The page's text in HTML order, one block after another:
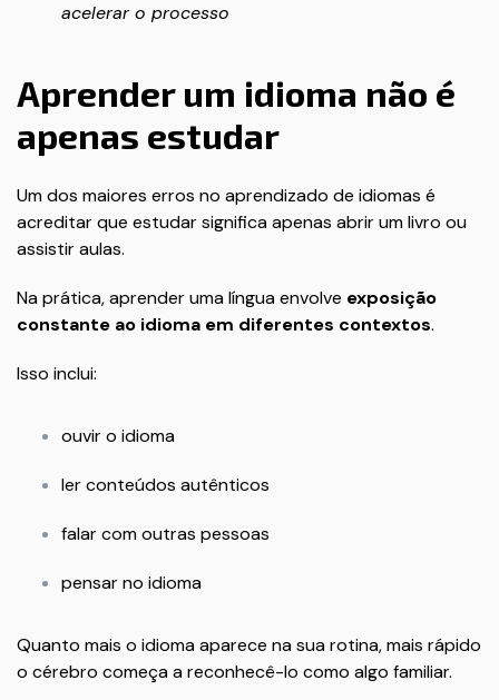
acelerar o processo
Aprender um idioma não é
apenas estudar
Um dos maiores erros no aprendizado de idiomas é
acreditar que estudar significa apenas abrir um livro ou
assistir aulas.
Na prática, aprender uma língua envolve exposição
constante ao idioma em diferentes contextos.
Isso inclui:
ouvir o idioma
ler conteúdos autênticos
falar com outras pessoas
pensar no idioma
Quanto mais o idioma aparece na sua rotina, mais rápido
o cérebro começa a reconhecê-lo como algo familiar.